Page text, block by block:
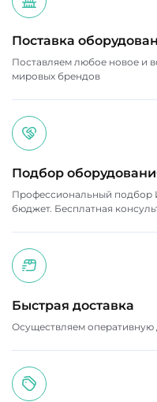
Поставка
Поставляем любое новое и
мировых брендов
Подбор
Профессиональный подбор
бюджет. Бесплатная
Быстрая доставка
Осуществляем оперативную